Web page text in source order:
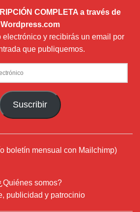
COMPLETA a través de
Wordpress.com
electrónico y recibirás un email por
que publiquemos.
Suscribir
boletín mensual con Mailchimp)
somos?
publicidad y patrocinio